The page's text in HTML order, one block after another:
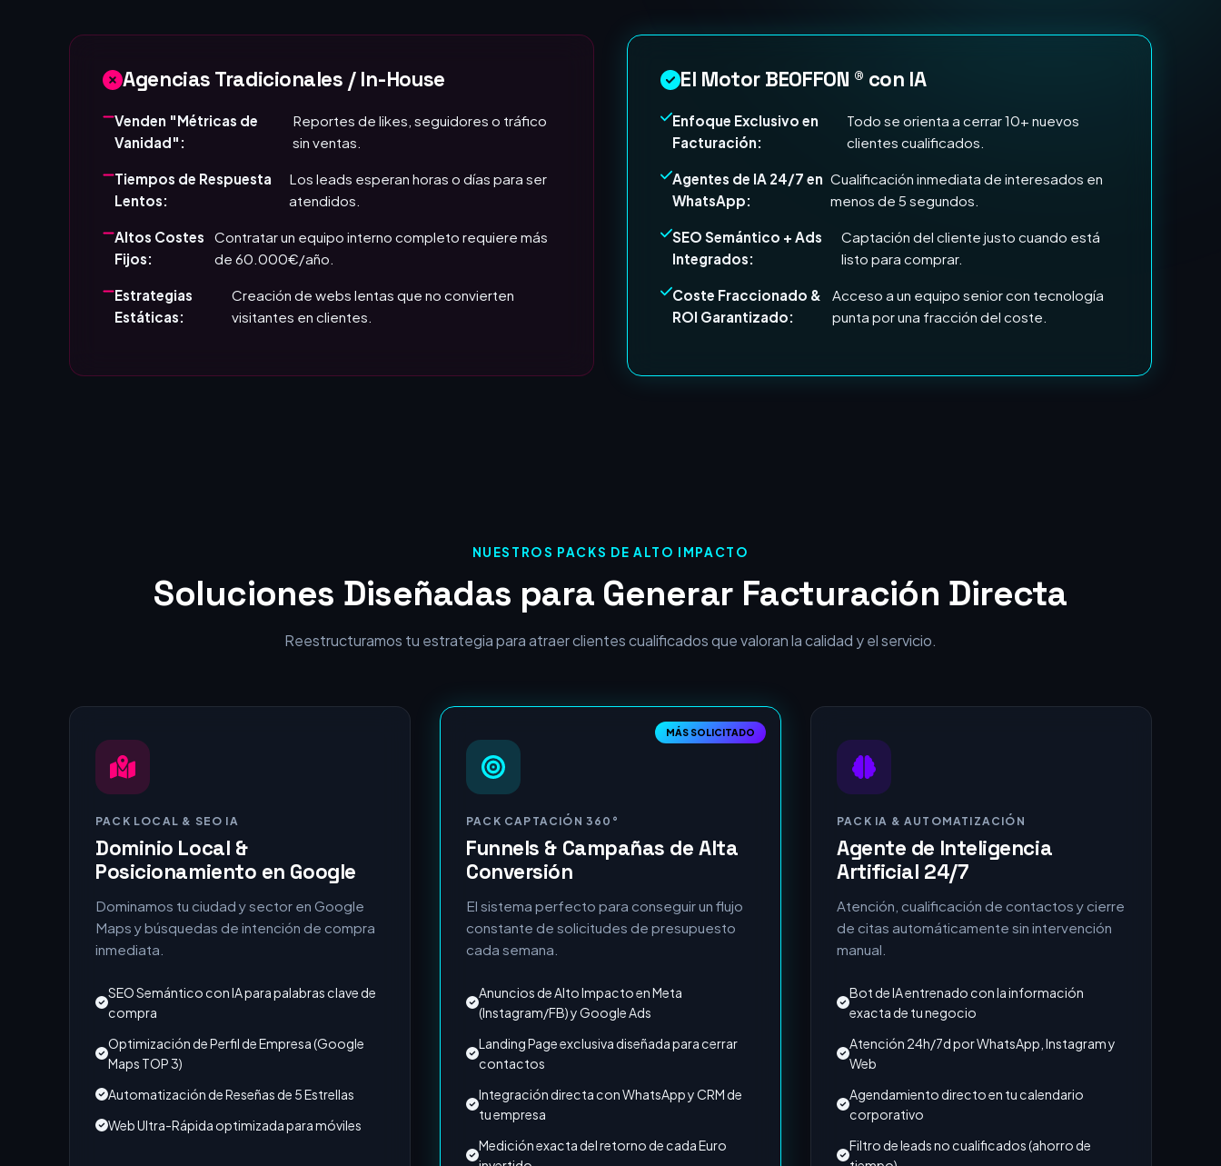
Agencias Tradicionales / In-House
Venden "Métricas de
Vanidad":
Reportes de likes, seguidores o tráfico
sin ventas.
Tiempos de Respuesta
Lentos:
Los leads esperan horas o días para ser
atendidos.
Altos Costes
Fijos:
Contratar un equipo interno completo requiere más
de 60.000€/año.
Estáticas:
visitantes en clientes.
El Motor BEOFFON ® con IA
Enfoque Exclusivo en
Facturación:
Todo se orienta a cerrar 10+ nuevos
clientes cualificados.
Agentes de IA 24/7 en
WhatsApp:
Cualificación inmediata de interesados en
menos de 5 segundos.
SEO Semántico + Ads
Integrados:
Captación del cliente justo cuando está
listo para comprar.
ROI Garantizado:
punta por una fracción del coste.
NUESTROS PACKS DE ALTO IMPACTO
Soluciones Diseñadas para Generar Facturación Directa
PACK LOCAL & SEO IA
Dominio Local &
Posicionamiento en Google
Dominamos tu ciudad y sector en Google
Maps y búsquedas de intención de compra
inmediata.
SEO Semántico con IA para palabras clave de
compra
Optimización de Perfil de Empresa (Google
Maps TOP 3)
PACK CAPTACIÓN 360°
Funnels & Campañas de Alta
Conversión
El sistema perfecto para conseguir un flujo
cada semana.
Anuncios de Alto Impacto en Meta
(Instagram/FB) y Google Ads
Landing Page exclusiva diseñada para cerrar
contactos
Integración directa con WhatsApp y CRM de
PACK IA & AUTOMATIZACIÓN
Agente de Inteligencia
Artificial 24/7
Atención, cualificación de contactos y cierre
de citas automáticamente sin intervención
manual.
Bot de IA entrenado con la información
exacta de tu negocio
Atención 24h/7d por WhatsApp, Instagram y
Web
Agendamiento directo en tu calendario